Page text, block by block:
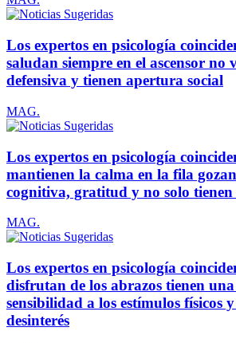
Los expertos en psicología
saludan siempre en el ascensor no
defensiva y tienen apertura social
MAG.
Los expertos en psicología
mantienen la calma en la fila
cognitiva, gratitud y no solo
MAG.
Los expertos en psicología
disfrutan de los abrazos tienen
sensibilidad a los estímulos físicos
desinterés